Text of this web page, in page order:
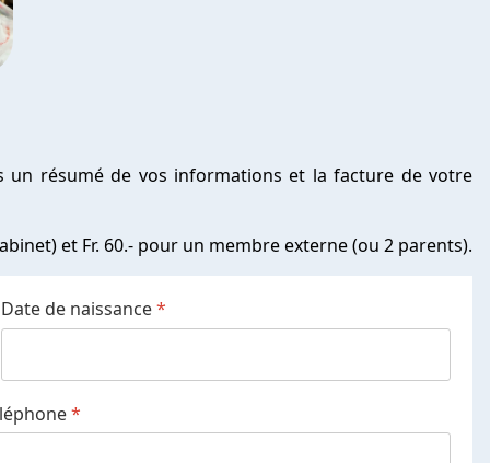
un résumé de vos informations et la facture de votre
et Fr. 60.- pour un membre externe (ou 2 parents).
Date de naissance*
*